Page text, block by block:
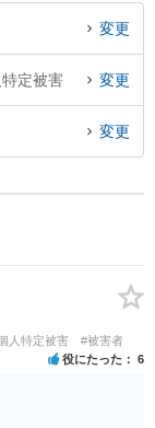
変更
定被害 変更
変更
人特定被害 #被害者
役にたった 6